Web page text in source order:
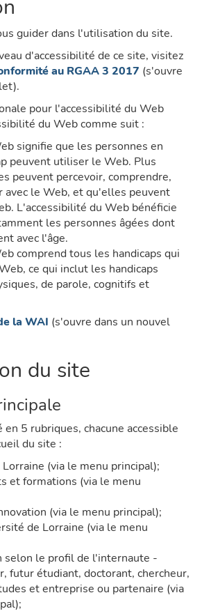
guider dans l'utilisation du site.
d'accessibilité de ce site, visitez
au RGAA 3 2017 (s'ouvre
pour l'accessibilité du Web
du Web comme suit :
signifie que les personnes en
peuvent utiliser le Web. Plus
peuvent percevoir, comprendre,
avec le Web, et qu'elles peuvent
L'accessibilité du Web bénéficie
les personnes âgées dont
avec l'âge.
comprend tous les handicaps qui
ce qui inclut les handicaps
de parole, cognitifs et
la WAI (s'ouvre dans un nouvel
du site
5 rubriques, chacune accessible
du site :
(via le menu principal);
et formations (via le menu
(via le menu principal);
de Lorraine (via le menu
selon le profil de l'internaute -
futur étudiant, doctorant, chercheur,
et entreprise ou partenaire (via